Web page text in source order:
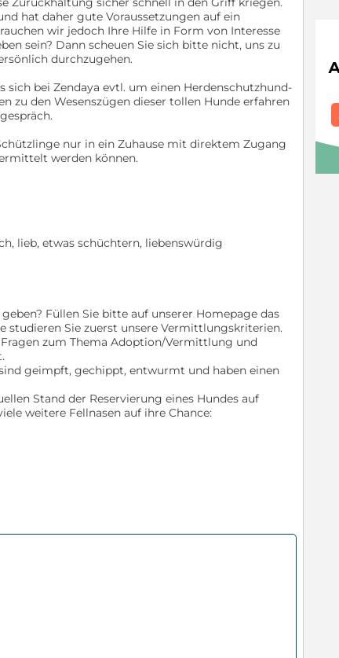
hat daher gute Voraussetzungen auf ein
wir jedoch Ihre Hilfe in Form von Interesse
sein? Dann scheuen Sie sich bitte nicht, uns zu
durchzugehen.
bei Zendaya evtl. um einen Herdenschutzhund-
zu den Wesenszügen dieser tollen Hunde erfahren
nur in ein Zuhause mit direktem Zugang
werden können.
lieb, etwas schüchtern, liebenswürdig
Füllen Sie bitte auf unserer Homepage das
studieren Sie zuerst unsere Vermittlungskriterien.
zum Thema Adoption/Vermittlung und
geimpft, gechippt, entwurmt und haben einen
Stand der Reservierung eines Hundes auf
weitere Fellnasen auf ihre Chance: